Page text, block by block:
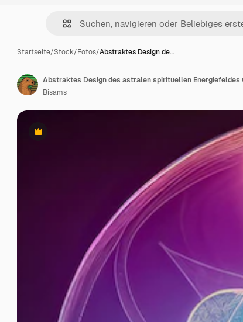
Startseite/Stock/Fotos/Abstraktes Design de…
Premium
Bisams